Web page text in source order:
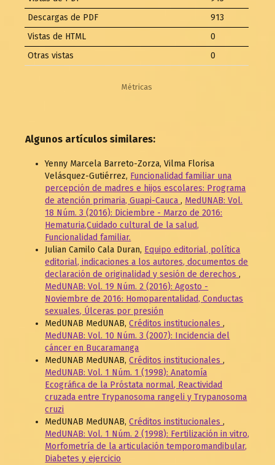
Descargas de PDF
913
Vistas de HTML
0
Otras vistas
0
Métricas
Algunos artículos similares:
Yenny Marcela Barreto-Zorza, Vilma Florisa
Velásquez-Gutiérrez, Funcionalidad familiar una
percepción de madres e hijos escolares: Programa
de atención primaria, Guapi-Cauca, MedUNAB: Vol.
18 Núm. 3 (2016): Diciembre - Marzo de 2016:
Hematuria,Cuidado cultural de la salud,
Funcionalidad familiar.
Julian Camilo Cala Duran, Equipo editorial, política
editorial, indicaciones a los autores, documentos de
declaración de originalidad y sesión de derechos,
MedUNAB: Vol. 19 Núm. 2 (2016): Agosto -
Noviembre de 2016: Homoparentalidad, Conductas
sexuales, Úlceras por presión
MedUNAB MedUNAB,Créditos institucionales,
MedUNAB: Vol. 10 Núm. 3 (2007): Incidencia del
cáncer en Bucaramanga
MedUNAB MedUNAB,Créditos institucionales,
MedUNAB: Vol. 1 Núm. 1 (1998): Anatomía
Ecográfica de la Próstata normal, Reactividad
cruzada entre Trypanosoma rangeli y Trypanosoma
cruzi
MedUNAB MedUNAB,Créditos institucionales,
MedUNAB: Vol. 1 Núm. 2 (1998): Fertilización in vitro,
Morfometría de la articulación temporomandibular,
Diabetes y ejercicio